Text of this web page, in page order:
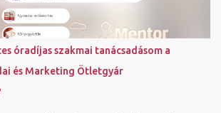
van. Foglalj hozzám egy ingyenes rövid
IDE kattintva . Szabó Katalin ( Katiötletek
óradíjas szakmai tanácsadásom a
és Marketing Ötletgyár